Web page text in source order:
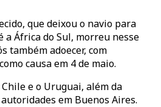
que deixou o navio para
a África do Sul, morreu nesse
também adoecer, com
causa em 4 de maio.
e o Uruguai, além da
em Buenos Aires.